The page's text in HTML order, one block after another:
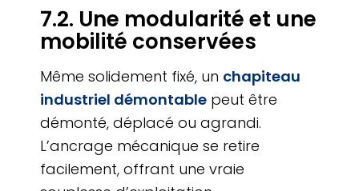
7.2. Une modularité et une
mobilité conservées
Même solidement fixé, un chapiteau
industriel démontable peut être
démonté, déplacé ou agrandi.
L’ancrage mécanique se retire
facilement, offrant une vraie